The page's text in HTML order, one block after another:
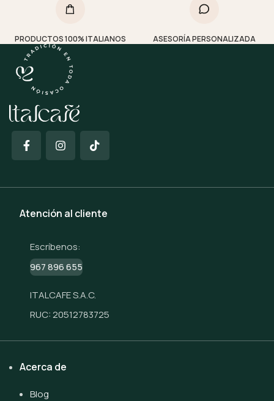
PRODUCTOS 100% ITALIANOS ASESORÍA PERSONALIZADA
Atención al cliente
Escríbenos:
967 896 655
ITALCAFE S.A.C.
RUC: 20512783725
Acerca de
Blog